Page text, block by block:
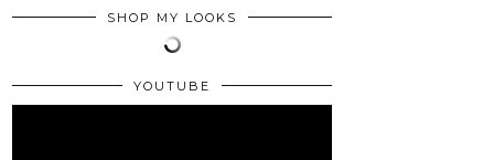
SHOP MY LOOKS
YOUTUBE